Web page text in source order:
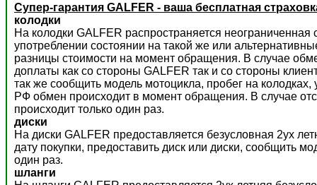
Супер-гарантия GALFER - ваша бесплатная
колодки
На колодки GALFER распространяется
употреблении состоянии на такой же или
разницы стоимости на момент обращения. В случае
доплаты как со стороны GALFER так и со стороны
так же сообщить модель мотоцикла, пробег на
РФ обмен происходит в момент обращения. В случае
происходит только один раз.
диски
На диски GALFER предоставляется безусловная 2ух
дату покупки, предоставить диск или диски, сообщить
один раз.
шланги